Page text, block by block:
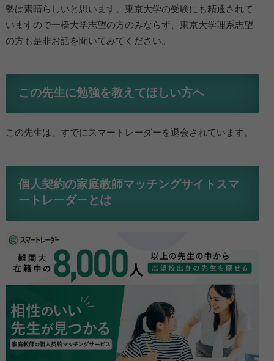
勢は素晴らしいと思います。東京大学の受験にも精通されて
いますので一橋大学志望の方のみならず、東京大学理系志望
の方も是非お話を聞いてみてください。
この先生に勉強を教えてほしい方へ
この先生は、すでにスマートレーダーを退会されています。
個人契約の家庭教師マッチングサイトスマ
ートレーダーとは